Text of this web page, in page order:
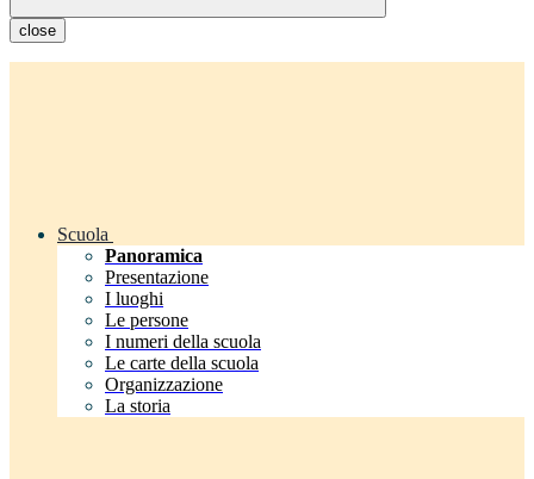
close
Scuola
Panoramica
Presentazione
I luoghi
Le persone
I numeri della scuola
Le carte della scuola
Organizzazione
La storia